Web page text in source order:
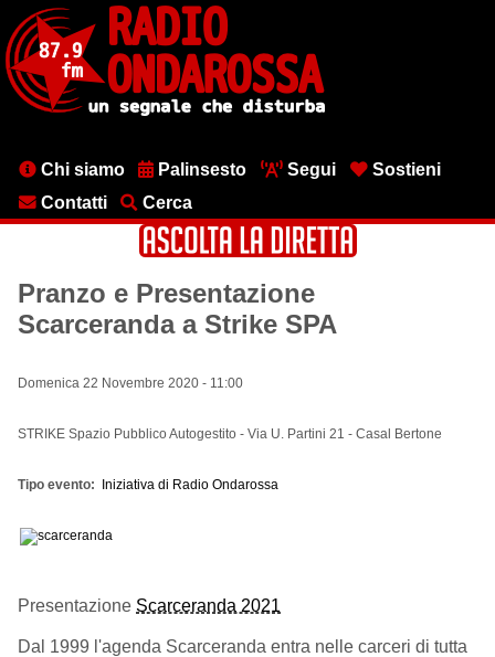
contenuto
principale
MenuChi siamo Palinsesto Segui
Sostieni
Contatti
Cerca
Pranzo e Presentazione
Scarceranda a Strike SPA
Domenica 22 Novembre 2020 - 11:00
STRIKE Spazio Pubblico Autogestito - Via U. Partini 21 - Casal Bertone
Tipo evento Iniziativa di Radio Ondarossa
Presentazione Scarceranda 2021
Dal 1999 l'agenda Scarceranda entra nelle carceri di tutta